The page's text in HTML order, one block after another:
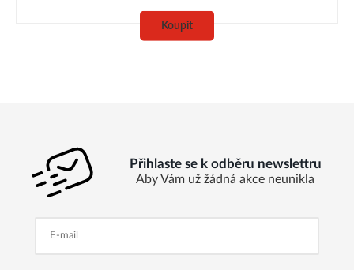
Koupit
Přihlaste se k odběru newslettru
Aby Vám už žádná akce neunikla